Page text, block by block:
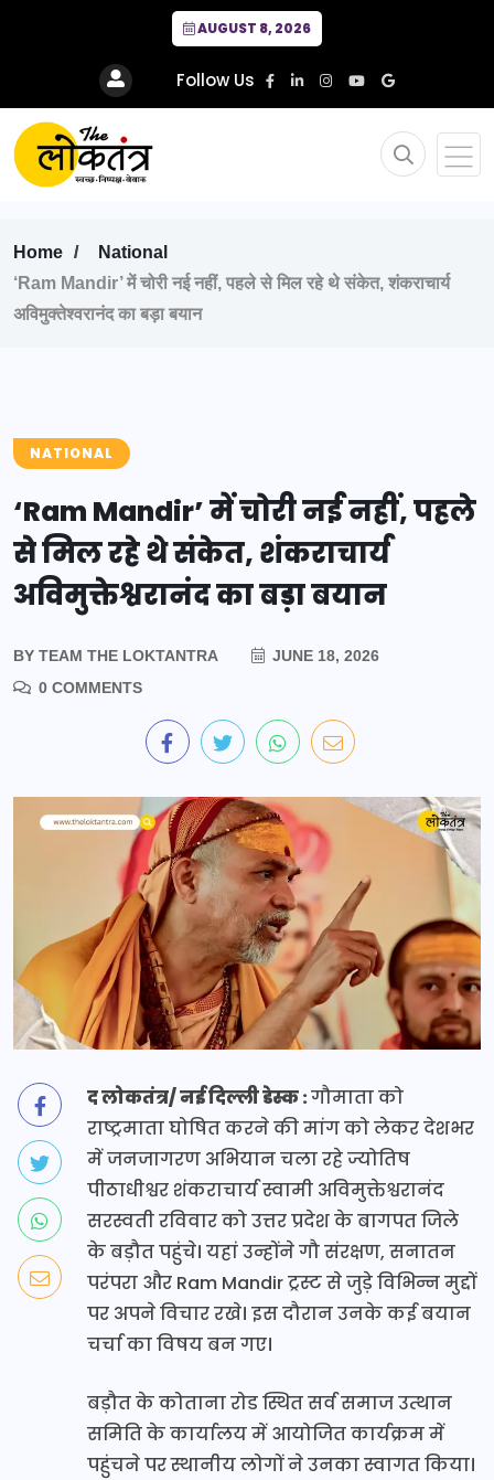
AUGUST 8, 2026
Follow Us
Home
National
‘Ram Mandir’ में चोरी नई नहीं, पहले से मिल रहे थे संकेत, शंकराचार्य
अविमुक्तेश्वरानंद का बड़ा बयान
NATIONAL
‘Ram Mandir’ में चोरी नई नहीं, पहले
से मिल रहे थे संकेत, शंकराचार्य
अविमुक्तेश्वरानंद का बड़ा बयान
BY TEAM THE LOKTANTRA
JUNE 18, 2026
0 COMMENTS
द लोकतंत्र/ नई दिल्ली डेस्क :गौमाता को
राष्ट्रमाता घोषित करने की मांग को लेकर देशभर
में जनजागरण अभियान चला रहे ज्योतिष
पीठाधीश्वर शंकराचार्य स्वामी अविमुक्तेश्वरानंद
सरस्वती रविवार को उत्तर प्रदेश के बागपत जिले
के बड़ौत पहुंचे। यहां उन्होंने गौ संरक्षण, सनातन
परंपरा और Ram Mandir ट्रस्ट से जुड़े विभिन्न मुद्दों
पर अपने विचार रखे। इस दौरान उनके कई बयान
चर्चा का विषय बन गए।
बड़ौत के कोताना रोड स्थित सर्व समाज उत्थान
समिति के कार्यालय में आयोजित कार्यक्रम में
पहुंचने पर स्थानीय लोगों ने उनका स्वागत किया।